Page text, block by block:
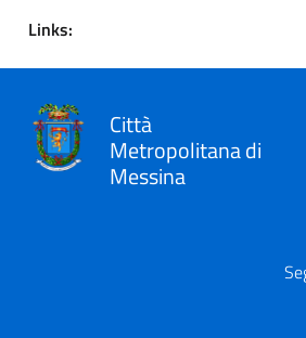
Links:
Città
Metropolitana di
Messina